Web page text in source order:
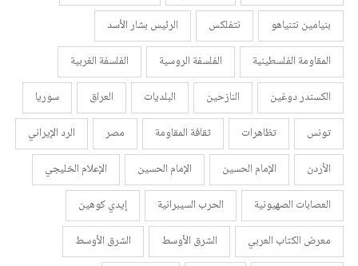
بنيامين نتنياهو
نتفلكس
الرئيس بشار الأسد
المقاومة الفلسطينية
الفلسفة الروسية
الفلسفة الغربية
الكسندر دوغين
النازحين البلديات العراق
سوريا
تونس
تظاهرات ثقافة المقاومة مصر
الرد الإيراني
الأردن
الإمام الحسين الإمام الحسين
الإعلام الخليجي
العصابات الصهيونية
الحرب السيبرانية
إيدي كوهين
معرض الكتاب العربي
الشرق الأوسط
الشرق الأوسط